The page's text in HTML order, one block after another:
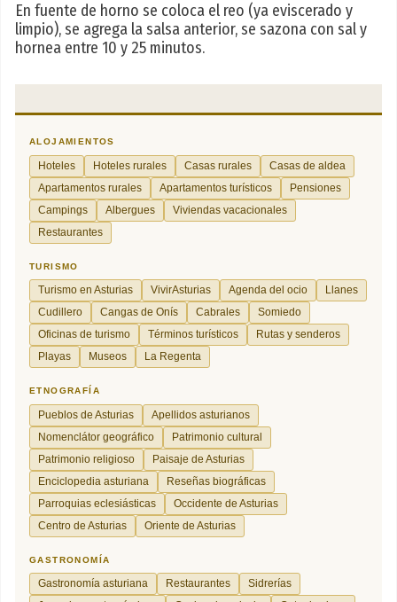
En fuente de horno se coloca el reo (ya eviscerado y
limpio), se agrega la salsa anterior, se sazona con sal y
hornea entre 10 y 25 minutos.